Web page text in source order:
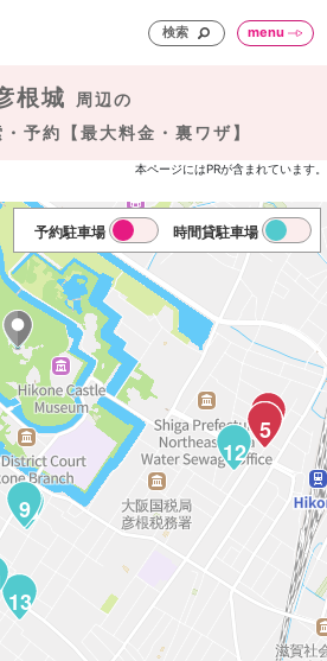
検索 menu
根城
周辺の
予約【最大料金・裏ワザ】
本ページにはPRが含まれています。
13
12
10
9
8
7
6
5
予約駐車場 時間貸駐車場